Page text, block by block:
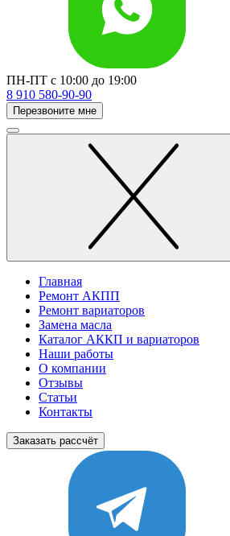
ПН-ПТ с 10:00 до 19:00
8 910 580-90-90
Перезвоните мне
Главная
Ремонт АКПП
Ремонт вариаторов
Замена масла
Каталог АККП и вариаторов
Наши работы
О компании
Отзывы
Статьи
Контакты
Заказать рассчёт